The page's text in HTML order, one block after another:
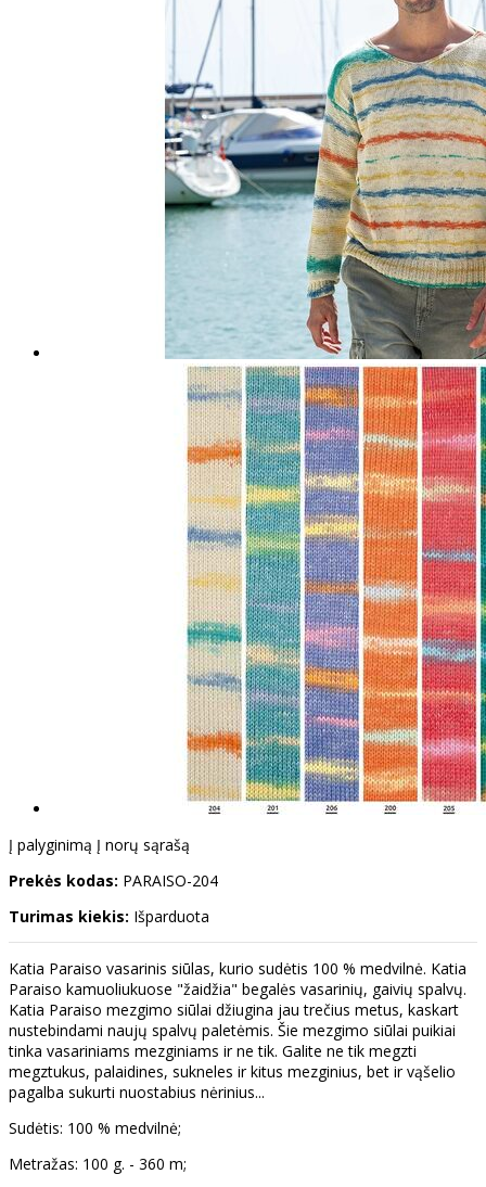
Į palyginimą Į norų sąrašą
Prekės kodas: PARAISO-204
Turimas kiekis: Išparduota
Katia Paraiso vasarinis siūlas, kurio sudėtis 100 % medvilnė. Katia
Paraiso kamuoliukuose "žaidžia" begalės vasarinių, gaivių spalvų.
Katia Paraiso mezgimo siūlai džiugina jau trečius metus, kaskart
nustebindami naujų spalvų paletėmis. Šie mezgimo siūlai puikiai
tinka vasariniams mezginiams ir ne tik. Galite ne tik megzti
megztukus, palaidines, sukneles ir kitus mezginius, bet ir vąšelio
pagalba sukurti nuostabius nėrinius...
Sudėtis: 100 % medvilnė;
Metražas: 100 g. - 360 m;